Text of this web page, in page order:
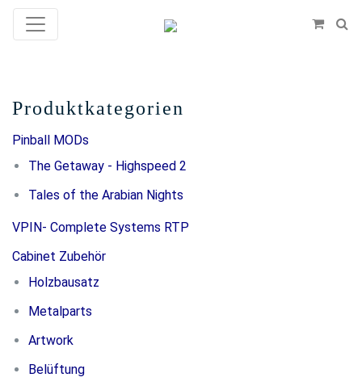
Produktkategorien
Pinball MODs
The Getaway - Highspeed 2
Tales of the Arabian Nights
VPIN- Complete Systems RTP
Cabinet Zubehör
Holzbausatz
Metalparts
Artwork
Belüftung